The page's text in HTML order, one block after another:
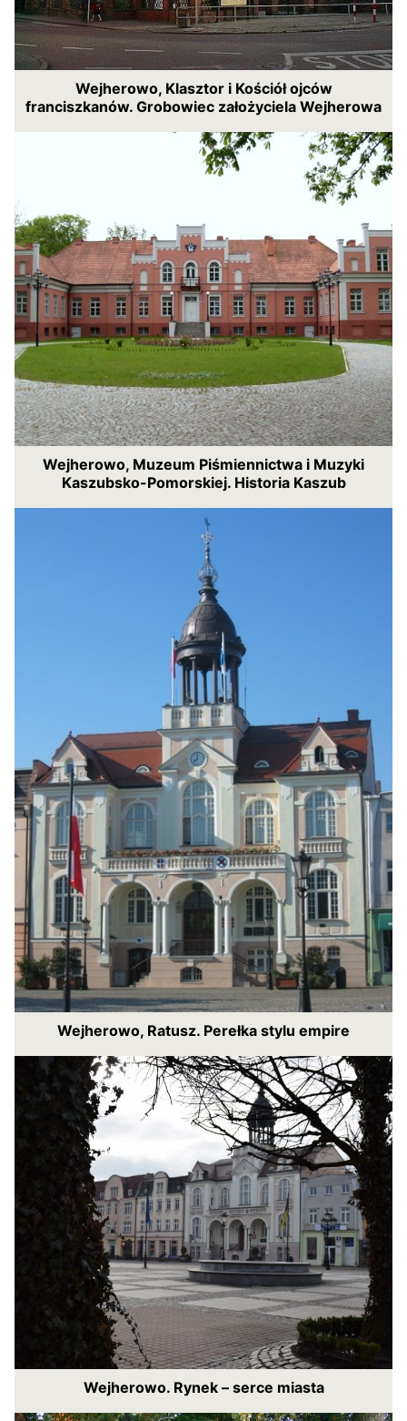
Wejherowo, Klasztor i Kościół ojców
franciszkanów. Grobowiec założyciela Wejherowa
Wejherowo, Muzeum Piśmiennictwa i Muzyki
Kaszubsko-Pomorskiej. Historia Kaszub
Wejherowo, Ratusz. Perełka stylu empire
Wejherowo. Rynek – serce miasta